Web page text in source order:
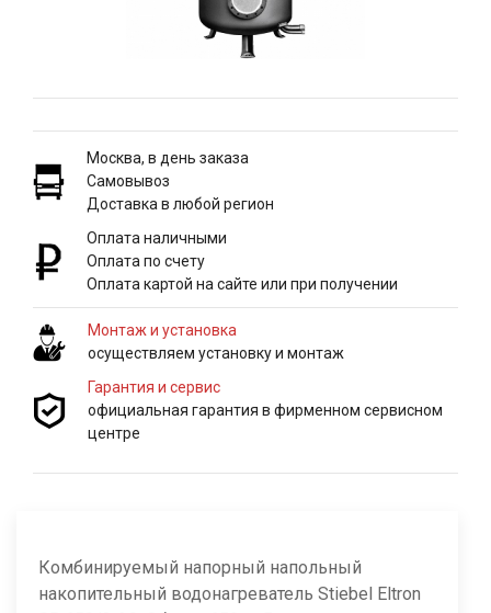
Москва, в день заказа
Самовывоз
Доставка в любой регион
Оплата наличными
Оплата по счету
Оплата картой на сайте или при получении
Монтаж и установка
осуществляем установку и монтаж
Гарантия и сервис
официальная гарантия в фирменном сервисном
центре
Комбинируемый напорный напольный
накопительный водонагреватель Stiebel Eltron